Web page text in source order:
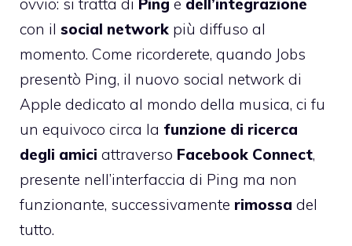
ovvio: si tratta di Ping e dell’integrazione
con il social network più diffuso al
momento. Come ricorderete, quando Jobs
presentò Ping, il nuovo social network di
Apple dedicato al mondo della musica, ci fu
un equivoco circa la funzione di ricerca
degli amici attraverso Facebook Connect,
presente nell’interfaccia di Ping ma non
funzionante, successivamente rimossa del
tutto.